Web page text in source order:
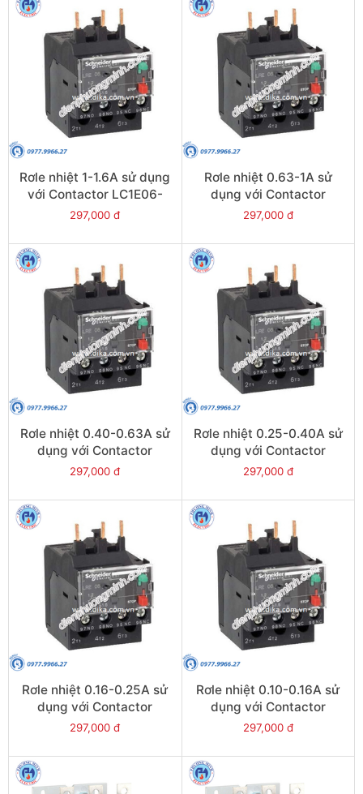
Rơle nhiệt 1-1.6A sử dụng
với Contactor LC1E06-
E38 - Model LRE06
297,000 đ
Rơle nhiệt 0.63-1A sử
dụng với Contactor
LC1E06-E38 - Model
297,000 đ
Rơle nhiệt 0.40-0.63A sử
dụng với Contactor
LC1E06-E38 - Model
297,000 đ
Rơle nhiệt 0.25-0.40A sử
dụng với Contactor
LC1E06-E38 - Model
297,000 đ
Rơle nhiệt 0.16-0.25A sử
dụng với Contactor
LC1E06-E38 - Model
297,000 đ
Rơle nhiệt 0.10-0.16A sử
dụng với Contactor
LC1E06-E38 - Model
297,000 đ